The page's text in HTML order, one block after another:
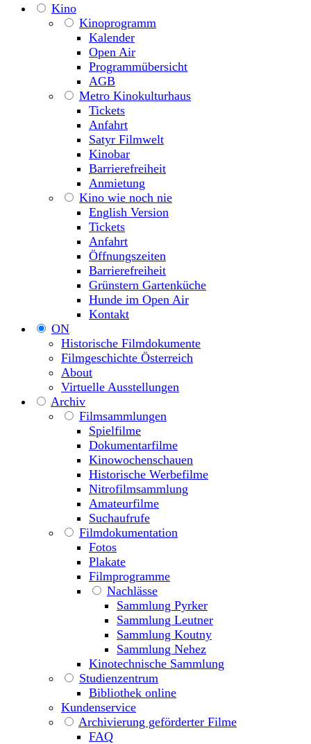
Kino
Kinoprogramm
Kalender
Open Air
Programmübersicht
AGB
Metro Kinokulturhaus
Tickets
Anfahrt
Satyr Filmwelt
Kinobar
Barrierefreiheit
Anmietung
Kino wie noch nie
English Version
Tickets
Anfahrt
Öffnungszeiten
Barrierefreiheit
Grünstern Gartenküche
Hunde im Open Air
Kontakt
ON
Historische Filmdokumente
Filmgeschichte Österreich
About
Virtuelle Ausstellungen
Archiv
Filmsammlungen
Spielfilme
Dokumentarfilme
Kinowochenschauen
Historische Werbefilme
Nitrofilmsammlung
Amateurfilme
Suchaufrufe
Filmdokumentation
Fotos
Plakate
Filmprogramme
Nachlässe
Sammlung Pyrker
Sammlung Leutner
Sammlung Koutny
Sammlung Nehez
Kinotechnische Sammlung
Studienzentrum
Bibliothek online
Kundenservice
Archivierung geförderter Filme
FAQ